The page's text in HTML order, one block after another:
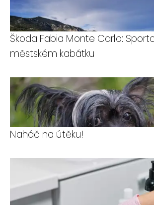
Škoda Fabia Monte Carlo:
městském kabátku
Naháč na útěku!